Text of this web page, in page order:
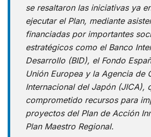
se resaltaron las iniciativas ya
ejecutar el Plan, mediante
financiadas por importantes
estratégicos como el Banco
Desarrollo (BID), el Fondo
Unión Europea y la Agencia de
Internacional del Japón (JICA),
comprometido recursos para
proyectos del Plan de Acción
Plan Maestro Regional.